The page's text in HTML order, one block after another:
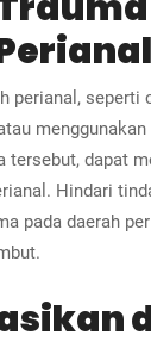
perianal, seperti
tersebut, dapat
Hindari
pada daerah